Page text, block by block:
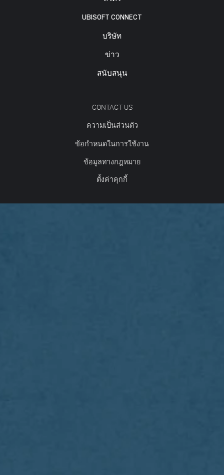
UBISOFT CONNECT
บริษัท
ข่าว
สนับสนุน
CONTACT US
ความเป็นส่วนตัว
ข้อกำหนดในการใช้งาน
ข้อมูลทางกฎหมาย
ตั้งค่าคุกกี้